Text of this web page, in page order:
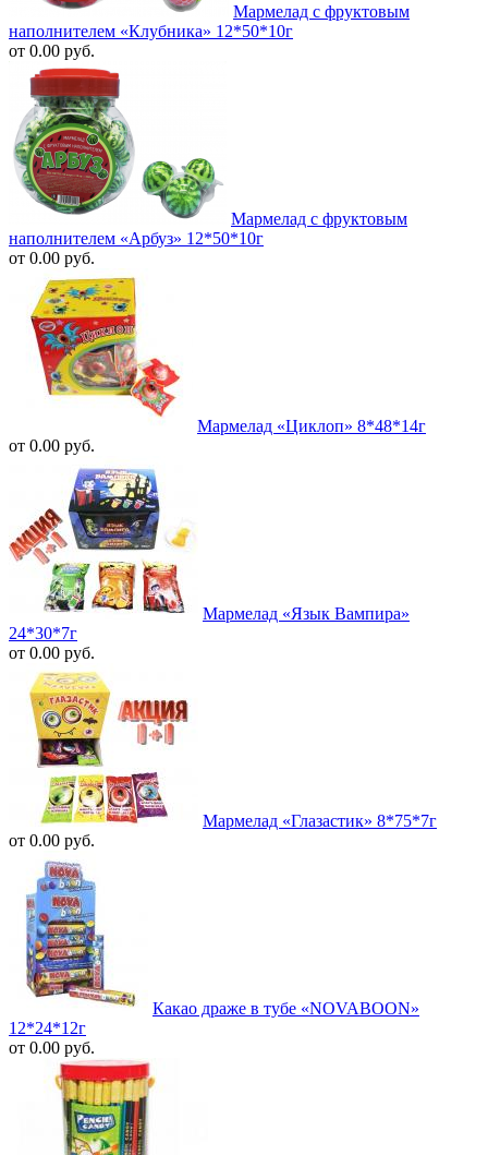
Мармелад с фруктовым
наполнителем «Клубника» 12*50*10г
от 0.00 руб.
Мармелад с фруктовым
наполнителем «Арбуз» 12*50*10г
от 0.00 руб.
Мармелад «Циклоп» 8*48*14г
от 0.00 руб.
Мармелад «Язык Вампира»
24*30*7г
от 0.00 руб.
Мармелад «Глазастик» 8*75*7г
от 0.00 руб.
Какао драже в тубе «NOVABOON»
12*24*12г
от 0.00 руб.